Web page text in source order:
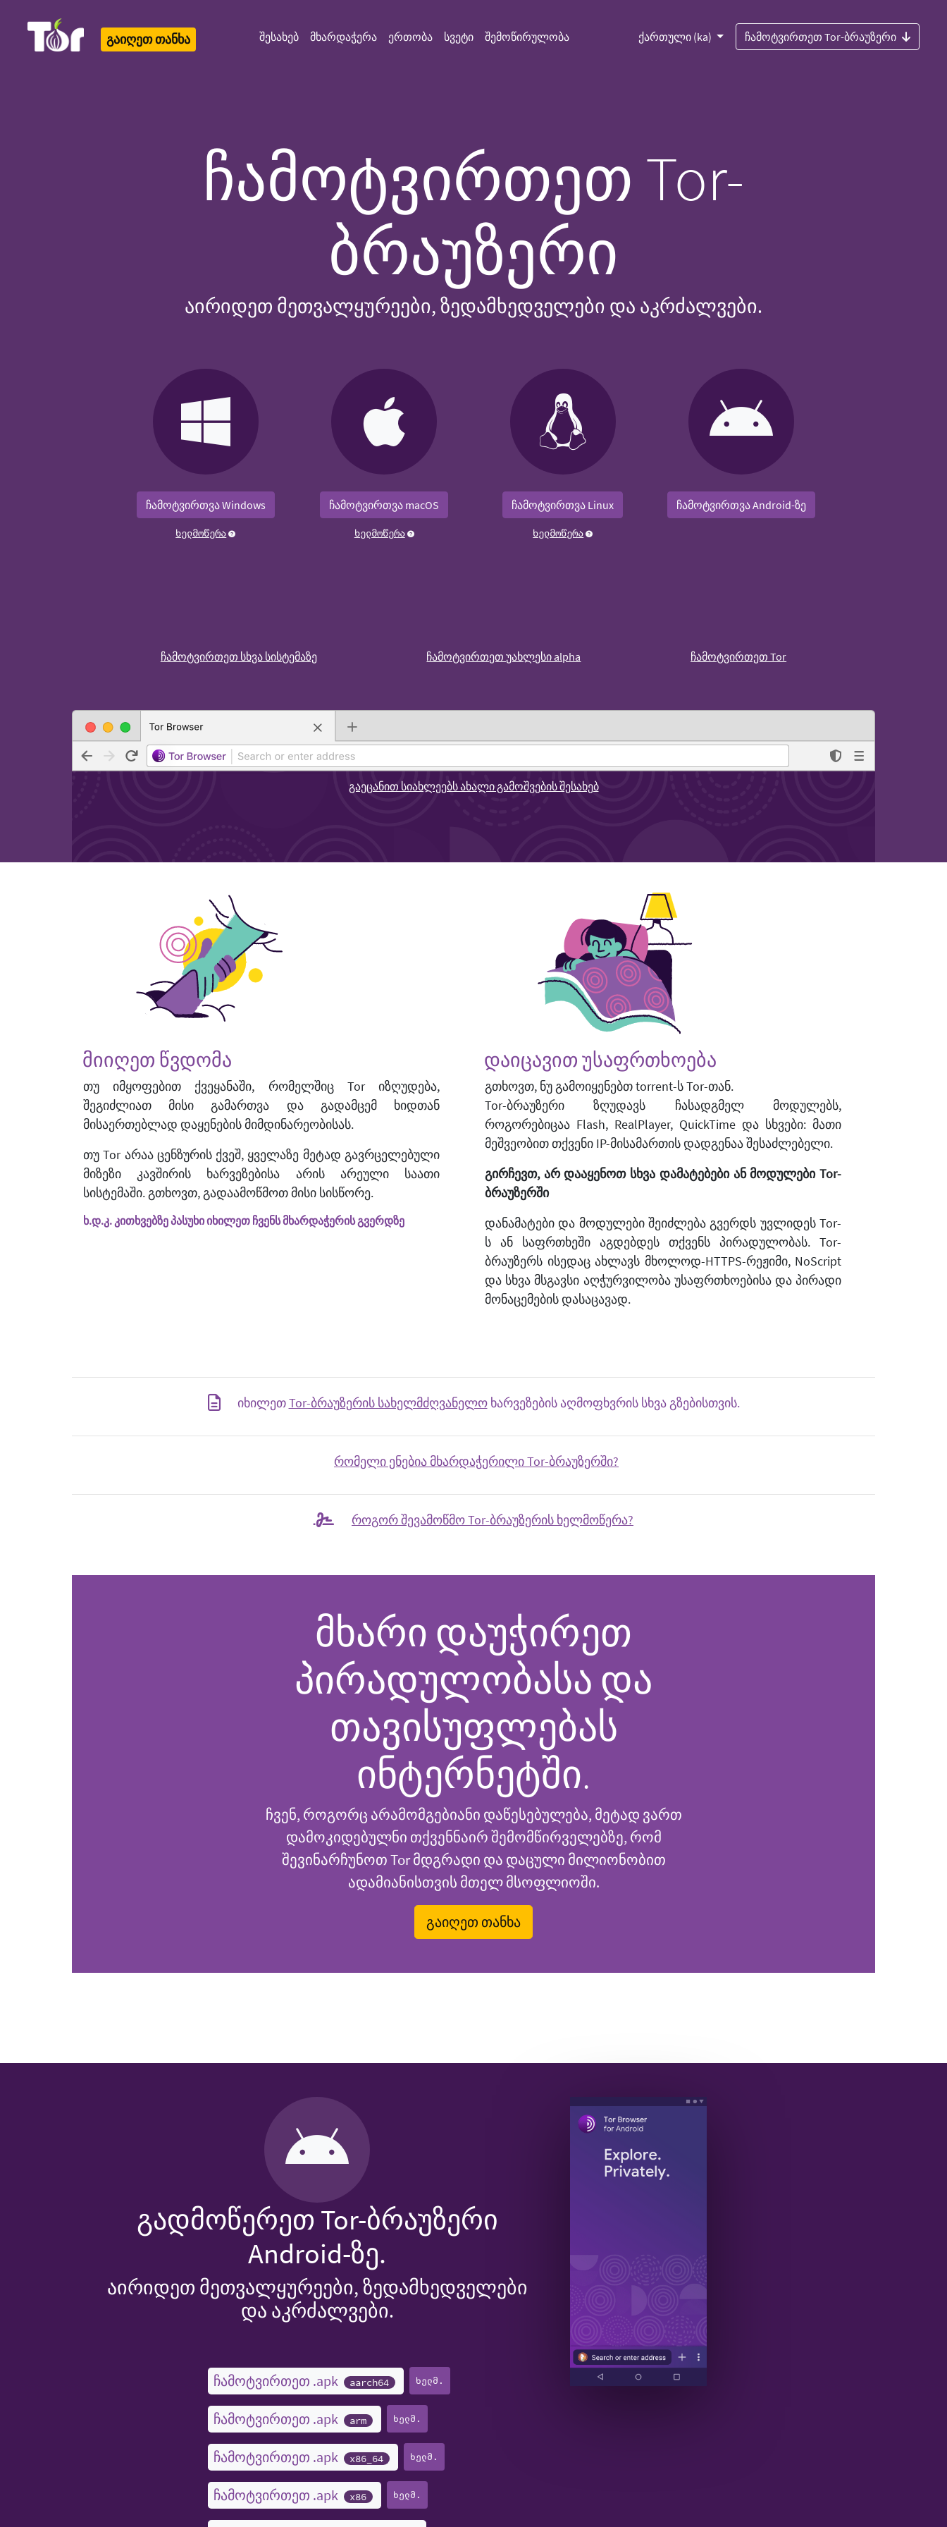
გაიღეთ თანხა შესახებ მხარდაჭერა ერთობა სვეტი შემოწირულობა ქართული (ka) ჩამოტვირთეთ Tor-ბრაუზერი
ჩამოტვირთეთ Tor-
ბრაუზერი
აირიდეთ მეთვალყურეები, ზედამხედველები და აკრძალვები.
ჩამოტვირთვა Windows
ხელმოწერა
ჩამოტვირთვა macOS
ხელმოწერა
ჩამოტვირთვა Linux
ხელმოწერა
ჩამოტვირთვა Android-ზე
ჩამოტვირთეთ სხვა სისტემაზე ჩამოტვირთეთ უახლესი alpha ჩამოტვირთეთ Tor
გაეცანით სიახლეებს ახალი გამოშვების შესახებ
მიიღეთ წვდომა
თუ იმყოფებით ქვეყანაში, რომელშიც Tor იზღუდება,
შეგიძლიათ მისი გამართვა და გადამცემ ხიდთან
მისაერთებლად დაყენების მიმდინარეობისას.
თუ Tor არაა ცენზურის ქვეშ, ყველაზე მეტად გავრცელებული
მიზეზი კავშირის ხარვეზებისა არის არეული საათი
სისტემაში. გთხოვთ, გადაამოწმოთ მისი სისწორე.
ხ.დ.კ. კითხვებზე პასუხი იხილეთ ჩვენს მხარდაჭერის გვერდზე
დაიცავით უსაფრთხოება
გთხოვთ, ნუ გამოიყენებთ torrent-ს Tor-თან.
Tor-ბრაუზერი ზღუდავს ჩასადგმელ მოდულებს,
როგორებიცაა Flash, RealPlayer, QuickTime და სხვები: მათი
მეშვეობით თქვენი IP-მისამართის დადგენაა შესაძლებელი.
გირჩევთ, არ დააყენოთ სხვა დამატებები ან მოდულები Tor-
ბრაუზერში
დანამატები და მოდულები შეიძლება გვერდს უვლიდეს Tor-
ს ან საფრთხეში აგდებდეს თქვენს პირადულობას. Tor-
ბრაუზერს ისედაც ახლავს მხოლოდ-HTTPS-რეჟიმი, NoScript
და სხვა მსგავსი აღჭურვილობა უსაფრთხოებისა და პირადი
მონაცემების დასაცავად.
იხილეთTor-ბრაუზერის სახელმძღვანელოხარვეზების აღმოფხვრის სხვა გზებისთვის.
რომელი ენებია მხარდაჭერილი Tor-ბრაუზერში?
როგორ შევამოწმო Tor-ბრაუზერის ხელმოწერა?
მხარი დაუჭირეთ
პირადულობასა და
თავისუფლებას
ინტერნეტში.
ჩვენ, როგორც არამომგებიანი დაწესებულება, მეტად ვართ
დამოკიდებულნი თქვენნაირ შემომწირველებზე, რომ
შევინარჩუნოთ Tor მდგრადი და დაცული მილიონობით
ადამიანისთვის მთელ მსოფლიოში.
გაიღეთ თანხა
გადმოწერეთ Tor-ბრაუზერი
Android-ზე.
აირიდეთ მეთვალყურეები, ზედამხედველები
და აკრძალვები.
ჩამოტვირთეთ .apk aarch64 ხელმ.
ჩამოტვირთეთ .apk arm ხელმ.
ჩამოტვირთეთ .apk x86_64 ხელმ.
ჩამოტვირთეთ .apk x86 ხელმ.